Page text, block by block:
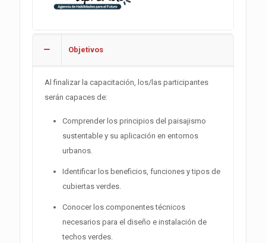
Objetivos
Al finalizar la capacitación, los/las participantes
serán capaces de:
Comprender los principios del paisajismo
sustentable y su aplicación en entornos
urbanos.
Identificar los beneficios, funciones y tipos de
cubiertas verdes.
Conocer los componentes técnicos
necesarios para el diseño e instalación de
techos verdes.